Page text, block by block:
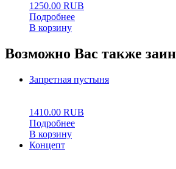
1250.00 RUB
Подробнее
В корзину
Возможно Вас также
Запретная пустыня
1410.00 RUB
Подробнее
В корзину
Концепт